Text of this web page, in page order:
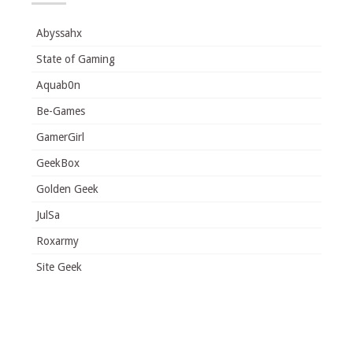
Abyssahx
State of Gaming
Aquab0n
Be-Games
GamerGirl
GeekBox
Golden Geek
JulSa
Roxarmy
Site Geek